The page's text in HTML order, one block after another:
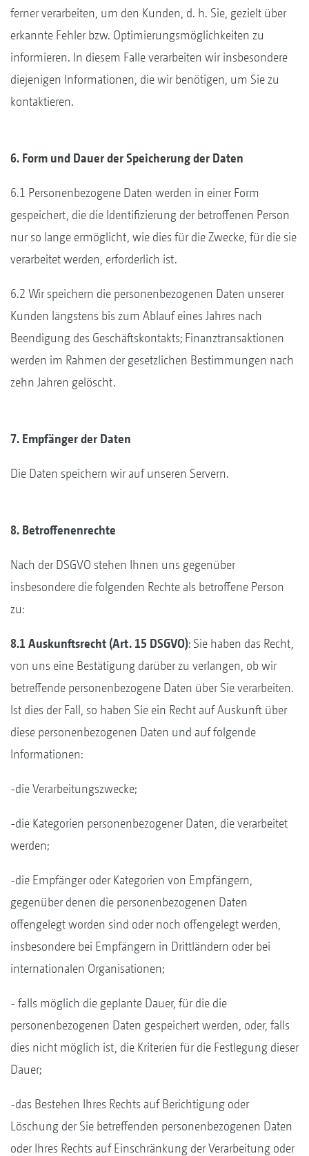
ferner verarbeiten, um den Kunden, d. h. Sie, gezielt über
erkannte Fehler bzw. Optimierungsmöglichkeiten zu
informieren. In diesem Falle verarbeiten wir insbesondere
diejenigen Informationen, die wir benötigen, um Sie zu
kontaktieren.
6. Form und Dauer der Speicherung der Daten
6.1 Personenbezogene Daten werden in einer Form
gespeichert, die die Identifizierung der betroffenen Person
nur so lange ermöglicht, wie dies für die Zwecke, für die sie
verarbeitet werden, erforderlich ist.
6.2 Wir speichern die personenbezogenen Daten unserer
Kunden längstens bis zum Ablauf eines Jahres nach
Beendigung des Geschäftskontakts; Finanztransaktionen
werden im Rahmen der gesetzlichen Bestimmungen nach
zehn Jahren gelöscht.
7. Empfänger der Daten
Die Daten speichern wir auf unseren Servern.
8. Betroffenenrechte
Nach der DSGVO stehen Ihnen uns gegenüber
insbesondere die folgenden Rechte als betroffene Person
zu:
8.1 Auskunftsrecht (Art. 15 DSGVO): Sie haben das Recht,
von uns eine Bestätigung darüber zu verlangen, ob wir
betreffende personenbezogene Daten über Sie verarbeiten.
Ist dies der Fall, so haben Sie ein Recht auf Auskunft über
diese personenbezogenen Daten und auf folgende
Informationen:
-die Verarbeitungszwecke;
-die Kategorien personenbezogener Daten, die verarbeitet
werden;
-die Empfänger oder Kategorien von Empfängern,
gegenüber denen die personenbezogenen Daten
offengelegt worden sind oder noch offengelegt werden,
insbesondere bei Empfängern in Drittländern oder bei
internationalen Organisationen;
- falls möglich die geplante Dauer, für die die
personenbezogenen Daten gespeichert werden, oder, falls
dies nicht möglich ist, die Kriterien für die Festlegung dieser
Dauer;
-das Bestehen Ihres Rechts auf Berichtigung oder
Löschung der Sie betreffenden personenbezogenen Daten
oder Ihres Rechts auf Einschränkung der Verarbeitung oder